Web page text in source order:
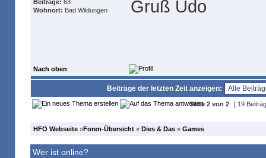
Beiträge: 63
Wohnort: Bad Wildungen Gruß Udo
Nach oben
Beiträge der letzten Zeit anzeigen:
Seite 2 von 2 [ 19
HFO Webseite »Foren-Übersicht » Dies & Das » Games
Wer ist online?